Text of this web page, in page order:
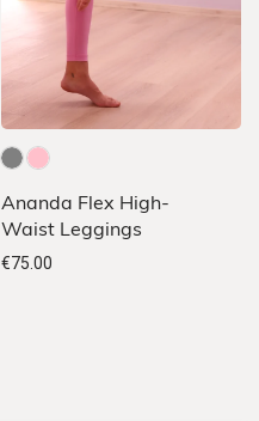
Sellel
tootel
on
Ananda Flex High-
Waist Leggings
€75.00